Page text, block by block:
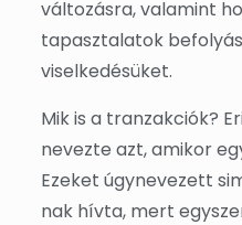
változásra, valamint
tapasztalatok
viselkedésüket.
Mik is a tranzakciók?
nevezte azt, amikor
Ezeket úgynevezett
nak hívta, mert